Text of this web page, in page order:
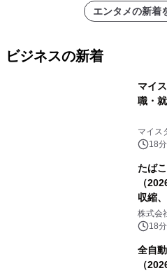
エンタメの新着
ビジネスの新着
マイ
職・
マイス
18
たば
（
収縮
トを
株式会
18
全自
（